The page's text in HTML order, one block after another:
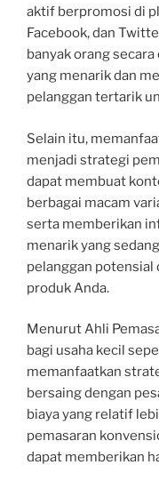
aktif berpromosi di
Facebook, dan
banyak orang
yang menarik dan
pelanggan tertarik
Selain itu,
menjadi strategi
dapat membuat
berbagai macam
serta memberikan
menarik yang
pelanggan potensial
produk Anda.
Menurut Ahli
bagi usaha kecil
memanfaatkan
bersaing dengan
biaya yang relatif
pemasaran
dapat memberikan